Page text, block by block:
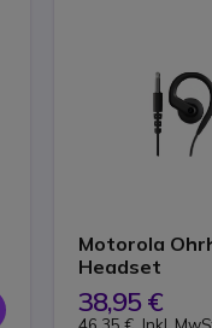
Motorola
Headset
38,95 €
46,35 € Inkl.